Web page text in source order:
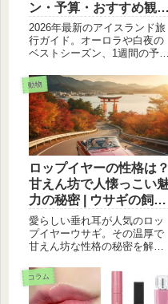
ン・予算・おすすめ観光
スポットを解説
2026年最新のアイスランド旅
行ガイド。オーロラや白夜の
ベストシーズン、1週間の予算
見スポットを分かりやすく解
説。8月の皆既日食に向けた
意点や物価、服装など、初め
ての個人旅行でも安心な情報
を凝縮してお届けします。
動物
ロップイヤーの性格は？
甘えん坊で人懐っこい
力の秘密 | ウサギの飼い
方
愛らしい垂れ耳が人気のロッ
プイヤーウサギ。その温厚で
甘えん坊な性格の秘密を解説
を深めるためのポイントもご
紹介。
コラム